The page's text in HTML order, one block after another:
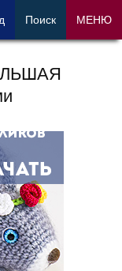
Поиск МЕНЮ